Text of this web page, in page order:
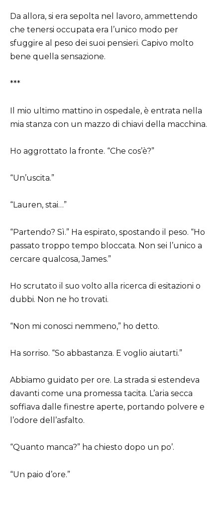
Da allora, si era sepolta nel lavoro, ammettendo
che tenersi occupata era l’unico modo per
sfuggire al peso dei suoi pensieri. Capivo molto
bene quella sensazione.
***
Il mio ultimo mattino in ospedale, è entrata nella
mia stanza con un mazzo di chiavi della macchina.
Ho aggrottato la fronte. “Che cos’è?”
“Un’uscita.”
“Lauren, stai…”
“Partendo? Sì.” Ha espirato, spostando il peso. “Ho
passato troppo tempo bloccata. Non sei l’unico a
cercare qualcosa, James.”
Ho scrutato il suo volto alla ricerca di esitazioni o
dubbi. Non ne ho trovati.
“Non mi conosci nemmeno,” ho detto.
Ha sorriso. “So abbastanza. E voglio aiutarti.”
Abbiamo guidato per ore. La strada si estendeva
davanti come una promessa tacita. L’aria secca
soffiava dalle finestre aperte, portando polvere e
l’odore dell’asfalto.
“Quanto manca?” ha chiesto dopo un po’.
“Un paio d’ore.”